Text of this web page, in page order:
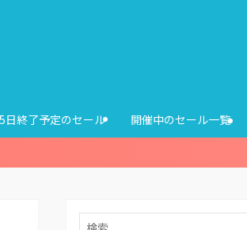
終了予定のセール 開催中のセール一覧